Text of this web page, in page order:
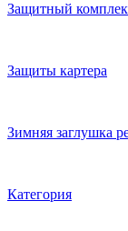
Защитный
Защиты картера
Зимняя заглушка
Категория